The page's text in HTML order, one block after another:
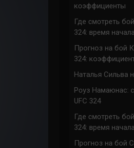
коэффициенты
Где смотреть
324: время начала
Прогноз на бой
324:
Наталья Сильва
Роуз Намаюнас:
UFC 324
Где смотреть
324: время начала
Прогноз на бой